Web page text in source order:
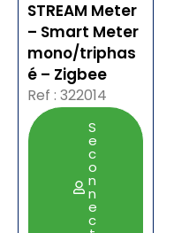
STREAM Meter
– Smart Meter
mono/triphas
é – Zigbee
Ref : 322014
S
e
c
o
n
n
e
c